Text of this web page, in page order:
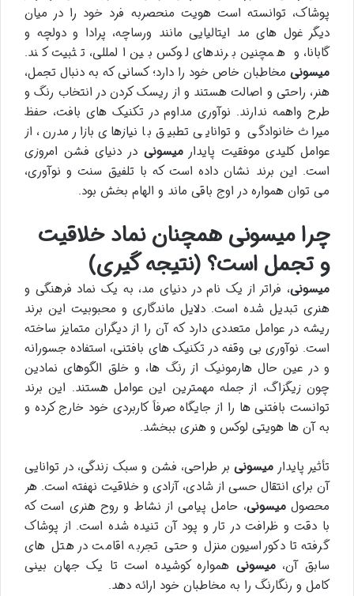
پوشاک، توانسته است هویت منحصربه فرد خود را در میان
دیگر غول های مد ایتالیایی مانند ورساچه، پرادا و دولچه و
گابانا، و همچنین برندهای لوکس بین المللی، تثبیت کند.
میسونی مخاطبان خاص خود را دارد؛ کسانی که به دنبال تجمل،
هنر، راحتی و اصالت هستند و از ریسک کردن در انتخاب رنگ و
طرح واهمه ندارند. نوآوری مداوم در تکنیک های بافت، حفظ
میراث خانوادگی و توانایی تطبیق با نیازهای بازار مدرن، از
عوامل کلیدی موفقیت پایدارمیسونی در دنیای فشن امروزی
است. این برند نشان داده است که با تلفیق سنت و نوآوری،
می توان همواره در اوج باقی ماند و الهام بخش بود.
چرا میسونی همچنان نماد خلاقیت
و تجمل است؟ (نتیجه گیری)
میسونی، فراتر از یک نام در دنیای مد، به یک نماد فرهنگی و
هنری تبدیل شده است. دلایل ماندگاری و محبوبیت این برند
ریشه در عوامل متعددی دارد که آن را از دیگران متمایز ساخته
است. نوآوری بی وقفه در تکنیک های بافتنی، استفاده جسورانه
و در عین حال هارمونیک از رنگ ها، و خلق الگوهای نمادین
چون زیگزاگ، از جمله مهمترین این عوامل هستند. این برند
توانست بافتنی ها را از جایگاه صرفاً کاربردی خود خارج کرده و
به آن ها هویتی لوکس و هنری ببخشد.
تأثیر پایدار میسونی بر طراحی، فشن و سبک زندگی، در توانایی
آن برای انتقال حسی از شادی، آزادی و خلاقیت نهفته است. هر
محصولمیسونی، حامل پیامی از نشاط و روح هنری است که
با دقت و ظرافت در تار و پود آن تنیده شده است. از پوشاک
گرفته تا دکوراسیون منزل و حتی تجربه اقامت در هتل های
سابق آن،میسونی همواره کوشیده است تا یک جهان بینی
کامل و رنگارنگ را به مخاطبان خود ارائه دهد.